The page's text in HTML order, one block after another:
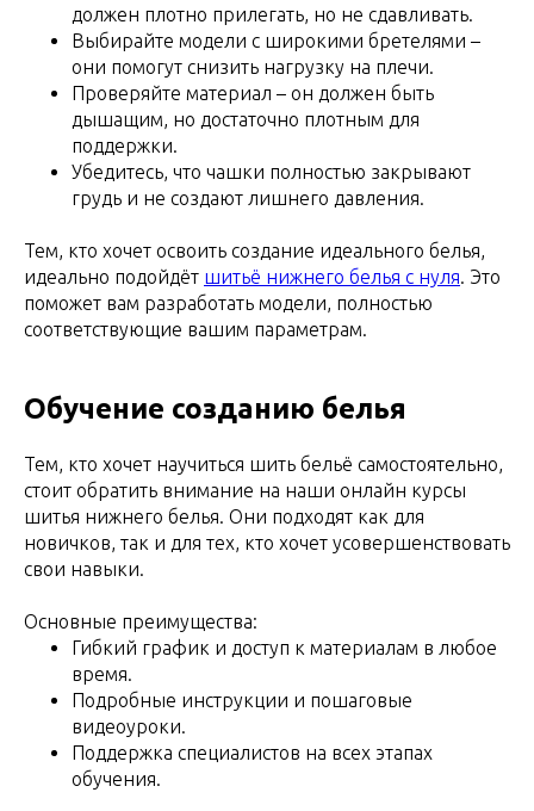
должен плотно прилегать, но не сдавливать.
Выбирайте модели с широкими бретелями –
они помогут снизить нагрузку на плечи.
Проверяйте материал – он должен быть
дышащим, но достаточно плотным для
поддержки.
Убедитесь, что чашки полностью закрывают
грудь и не создают лишнего давления.
Тем, кто хочет освоить создание идеального белья,
идеально подойдёт шитьё нижнего белья с нуля. Это
поможет вам разработать модели, полностью
соответствующие вашим параметрам.
Обучение созданию белья
Тем, кто хочет научиться шить бельё самостоятельно,
стоит обратить внимание на наши онлайн курсы
шитья нижнего белья. Они подходят как для
новичков, так и для тех, кто хочет усовершенствовать
свои навыки.
Основные преимущества:
Гибкий график и доступ к материалам в любое
время.
Подробные инструкции и пошаговые
видеоуроки.
Поддержка специалистов на всех этапах
обучения.